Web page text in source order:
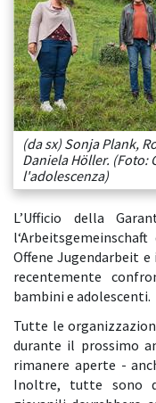
(da sx) Sonja Plank,
Daniela Höller. (Foto:
l'adolescenza)
L’Ufficio della
Offene Jugendarbeit
recentemente
bambini e adolescenti.
Tutte le
durante il prossimo
rimanere aperte -
Inoltre, tutte sono